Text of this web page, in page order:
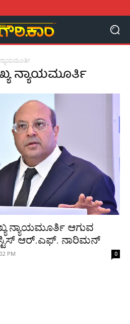
ನ್ಯಾಯಮೂರ್ತಿ
ನ್ಯಾಯಮೂರ್ತಿ ಆಗುವ
ಆರ್‌‌.ಎ‌ಫ್‌. ನಾರಿಮನ್
PM 0